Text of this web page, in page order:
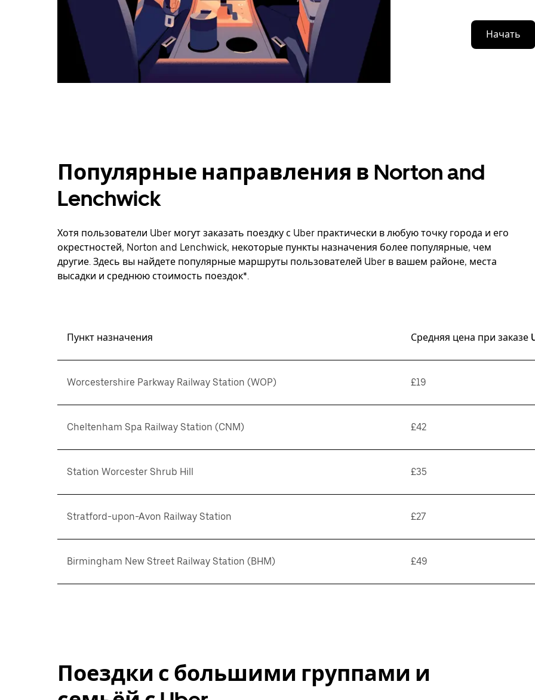
Начать
Популярные направления в Norton and
Lenchwick
Хотя пользователи Uber могут заказать поездку с Uber практически в любую точку города и его
окрестностей, Norton and Lenchwick, некоторые пункты назначения более популярные, чем
другие. Здесь вы найдете популярные маршруты пользователей Uber в вашем районе, места
высадки и среднюю стоимость поездок*.
Пункт назначения Средняя цена при заказе
Worcestershire Parkway Railway Station (WOP) £19
Cheltenham Spa Railway Station (CNM) £42
Station Worcester Shrub Hill £35
Stratford-upon-Avon Railway Station £27
Birmingham New Street Railway Station (BHM) £49
Поездки с большими группами и